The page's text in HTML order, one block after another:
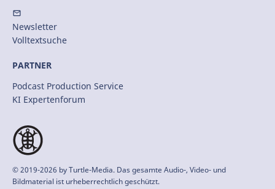
Newsletter
Volltextsuche
PARTNER
Podcast Production Service
KI Expertenforum
© 2019-2026 byTurtle-Media. Das gesamte Audio-, Video- und
Bildmaterial ist urheberrechtlich geschützt.